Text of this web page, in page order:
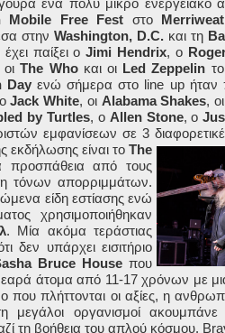
ένα πολύ μικρό ενεργειακό
Mobile Free Fest στο
στην Washington, D.C. και τη
παίξει οJimi Hendrix, ο
οιThe Who και οι Led Zeppelin
Day ενώ σήμερα στο line up ήταν
Jack White, οι Alabama Shakes, οι
by Turtles, ο Allen Stone, ο
εμφανίσεων σε 3
εκδήλωσης είναι το The
προσπάθεια από τους
τόνων απορριμμάτων.
είδη εστίασης ενώ
χρησιμοποιήθηκαν
. Μία ακόμα τεράστιας
δεν υπάρχει εισιτήριο
Bruce House που
νεαρά άτομα από 11-17 χρόνων με
πλήττονται οι αξίες, η
οργανισμοί ακουμπάνε
τη βοήθεια του απλού κόσμου.